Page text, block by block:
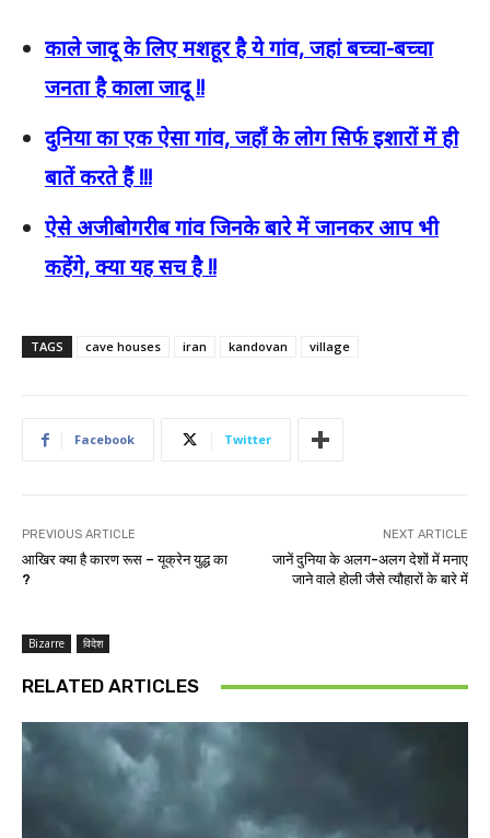
काले जादू के लिए मशहूर है ये गांव, जहां बच्चा-बच्चा
जनता है काला जादू !!
दुनिया का एक ऐसा गांव, जहाँ के लोग सिर्फ इशारों में ही
बातें करते हैं !!!
ऐसे अजीबोगरीब गांव जिनके बारे में जानकर आप भी
कहेंगे, क्या यह सच है !!
TAGS cave houses iran kandovan village
Facebook Twitter
PREVIOUS ARTICLE
आखिर क्या है कारण रूस – यूक्रेन युद्ध का
?
NEXT ARTICLE
जानें दुनिया के अलग-अलग देशों में मनाए
जाने वाले होली जैसे त्यौहारों के बारे में
Bizarre विदेश
RELATED ARTICLES